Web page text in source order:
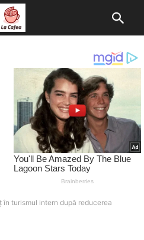
în turismul intern după reducerea